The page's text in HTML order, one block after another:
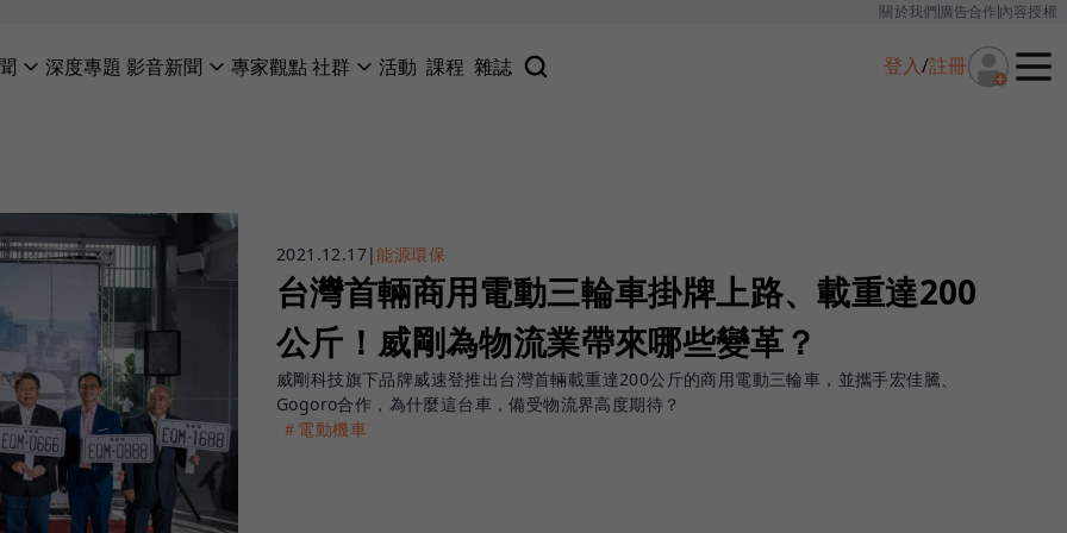
關於我們廣告合作內容授權
深度專題 影音新聞 專家觀點社群 活動 課程 雜誌 登入/註冊
2021.12.17|能源環保
台灣首輛商用電動三輪車掛牌上路、載重達200
公斤！威剛為物流業帶來哪些變革？
威剛科技旗下品牌威速登推出台灣首輛載重達200公斤的商用電動三輪車，並攜手宏佳騰、
Gogoro合作，為什麼這台車，備受物流界高度期待？
＃電動機車